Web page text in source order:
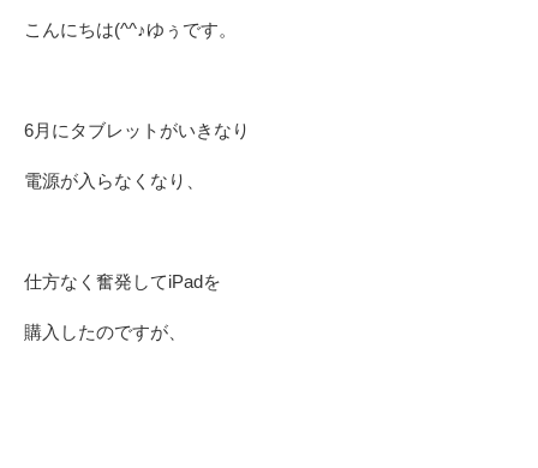
こんにちは(^^♪ゆぅです。
6月にタブレットがいきなり
電源が入らなくなり、
仕方なく奮発してiPadを
購入したのですが、